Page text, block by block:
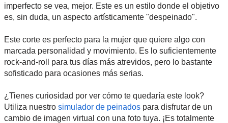
imperfecto se vea, mejor. Este es un estilo donde el objetivo
es, sin duda, un aspecto artísticamente "despeinado".
Este corte es perfecto para la mujer que quiere algo con
marcada personalidad y movimiento. Es lo suficientemente
rock-and-roll para tus días más atrevidos, pero lo bastante
sofisticado para ocasiones más serias.
¿Tienes curiosidad por ver cómo te quedaría este look?
Utiliza nuestro simulador de peinados para disfrutar de un
cambio de imagen virtual con una foto tuya. ¡Es totalmente